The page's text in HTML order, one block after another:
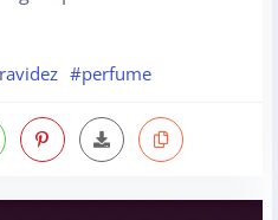
#perfume